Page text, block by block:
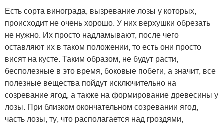
Есть сорта винограда, вызревание лозы у которых,
происходит не очень хорошо. У них верхушки обрезать
не нужно. Их просто надламывают, после чего
оставляют их в таком положении, то есть они просто
висят на кусте. Таким образом, не будут расти,
бесполезные в это время, боковые побеги, а значит, все
полезные вещества пойдут исключительно на
созревание ягод, а также на формирование древесины у
лозы. При близком окончательном созревании ягод,
часть лозы, ту, что располагается над гроздями,